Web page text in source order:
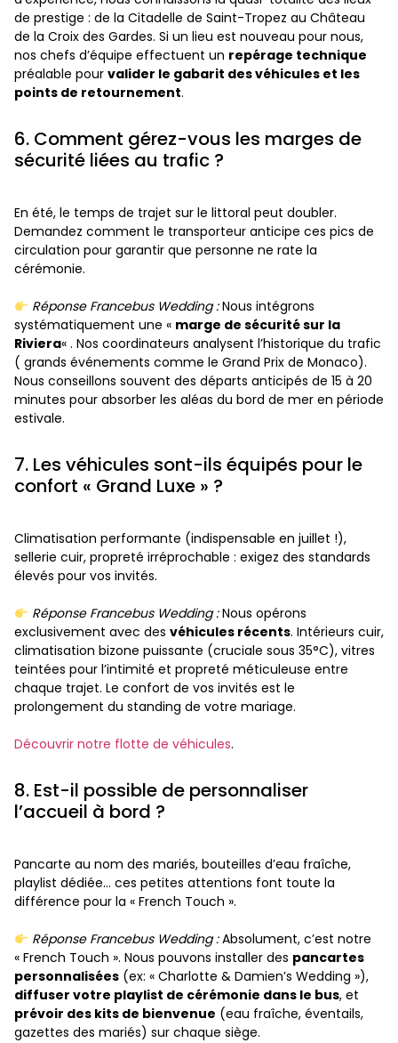
de prestige : de la Citadelle de Saint-Tropez au Château
de la Croix des Gardes. Si un lieu est nouveau pour nous,
nos chefs d’équipe effectuent un repérage technique
préalable pour valider le gabarit des véhicules et les
points de retournement.
6. Comment gérez-vous les marges de
sécurité liées au trafic ?
En été, le temps de trajet sur le littoral peut doubler.
Demandez comment le transporteur anticipe ces pics de
circulation pour garantir que personne ne rate la
cérémonie.
Réponse Francebus Wedding :Nous intégrons
systématiquement une « marge de sécurité sur la
Riviera« . Nos coordinateurs analysent l’historique du trafic
( grands événements comme le Grand Prix de Monaco).
Nous conseillons souvent des départs anticipés de 15 à 20
minutes pour absorber les aléas du bord de mer en période
estivale.
7. Les véhicules sont-ils équipés pour le
confort « Grand Luxe » ?
Climatisation performante (indispensable en juillet !),
sellerie cuir, propreté irréprochable : exigez des standards
élevés pour vos invités.
Réponse Francebus Wedding :Nous opérons
exclusivement avec des véhicules récents. Intérieurs cuir,
climatisation bizone puissante (cruciale sous 35°C), vitres
teintées pour l’intimité et propreté méticuleuse entre
chaque trajet. Le confort de vos invités est le
prolongement du standing de votre mariage.
Découvrir notre flotte de véhicules.
8. Est-il possible de personnaliser
l’accueil à bord ?
Pancarte au nom des mariés, bouteilles d’eau fraîche,
playlist dédiée… ces petites attentions font toute la
différence pour la « French Touch ».
Réponse Francebus Wedding :Absolument, c’est notre
« French Touch ». Nous pouvons installer des pancartes
personnalisées (ex: « Charlotte & Damien’s Wedding »),
diffuser votre playlist de cérémonie dans le bus, et
prévoir des kits de bienvenue (eau fraîche, éventails,
gazettes des mariés) sur chaque siège.